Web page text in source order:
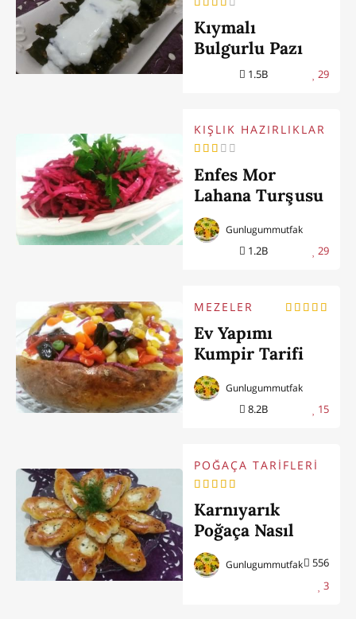
Kıymalı
Bulgurlu Pazı
Sarması1.5B 29
KIŞLIK HAZIRLIKLAR
Enfes Mor
Lahana Turşusu
1.2B 29
Gunlugummutfak
MEZELER
Ev Yapımı
Kumpir Tarifi
8.2B 15
Gunlugummutfak
POĞAÇA TARİFLERİ
Karnıyarık
Poğaça Nasıl
Yapılır?
556
3
Gunlugummutfak